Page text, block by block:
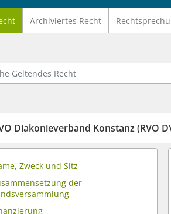
Archiviertes Recht
Geltendes Recht
Diakonieverband Konstanz (RVO
Zweck und Sitz
der